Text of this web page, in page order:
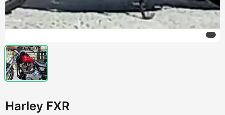
Harley FXR